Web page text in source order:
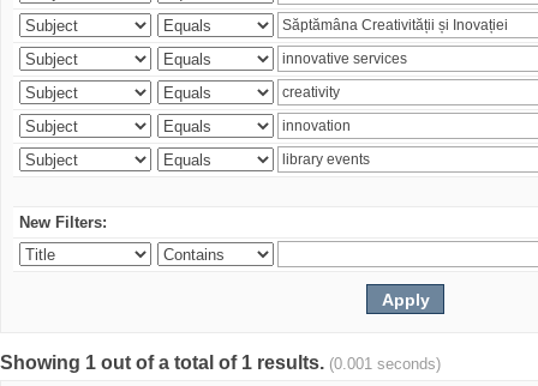
New Filters:
Showing 1 out of a total of 1 results. (0.001 seconds)